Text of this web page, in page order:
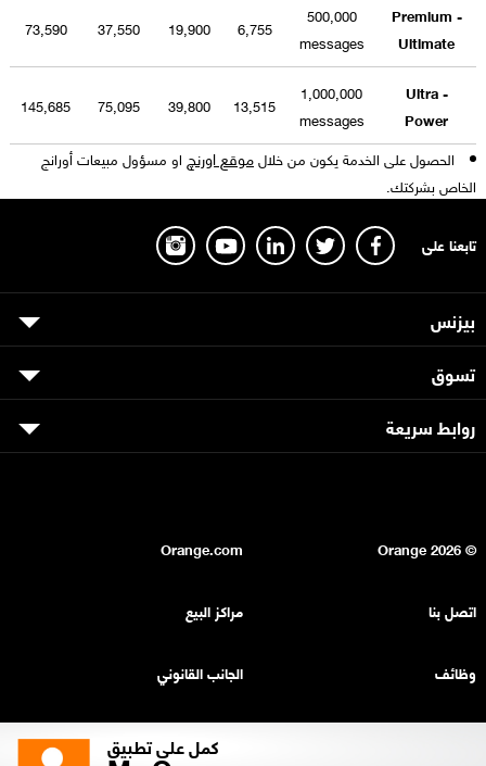
كمل على تطبيق
Premium -
Ultimate
500,000
messages
6,755
19,900
37,550
73,590
Ultra -
Power
1,000,000
messages
13,515
39,800
75,095
145,685
الحصول على الخدمة يكون من خلالموقع اورنچاو مسؤول مبيعات أورانج
الخاص بشركتك.
تابعنا على
بيزنس
تسوق
روابط سريعة
© Orange
2026
Orange.com
اتصل بنا مراكز البيع
وظائف الجانب القانوني